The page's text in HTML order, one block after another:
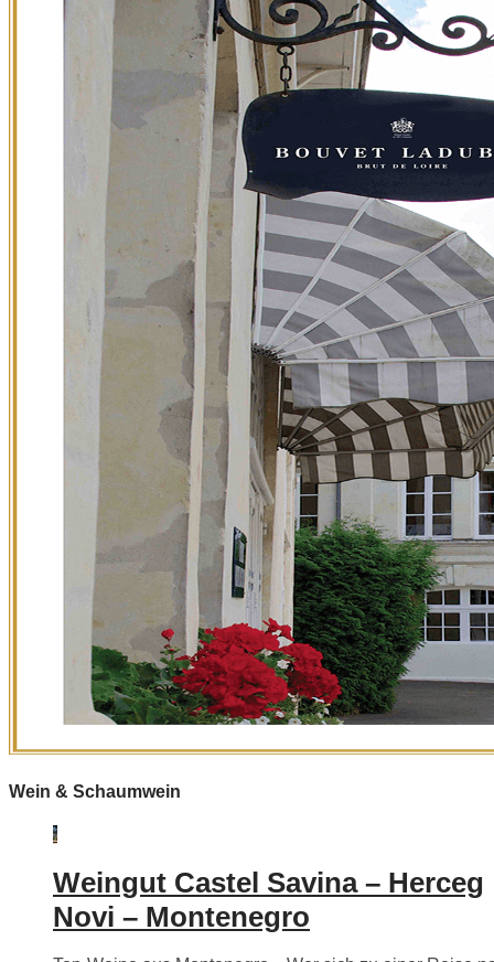
Wein & Schaumwein
Weingut Castel Savina – Herceg
Novi – Montenegro